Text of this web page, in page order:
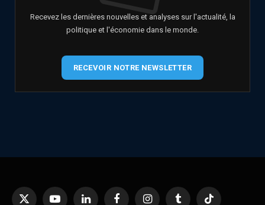
Recevez les dernières nouvelles et analyses sur l'actualité, la
politique et l'économie dans le monde.
RECEVOIR NOTRE NEWSLETTER